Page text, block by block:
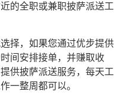
的全职或兼职披萨派送工
择，如果您通过优步提供
间安排接单，并赚取收
供披萨派送服务，每天工
一整周都可以。